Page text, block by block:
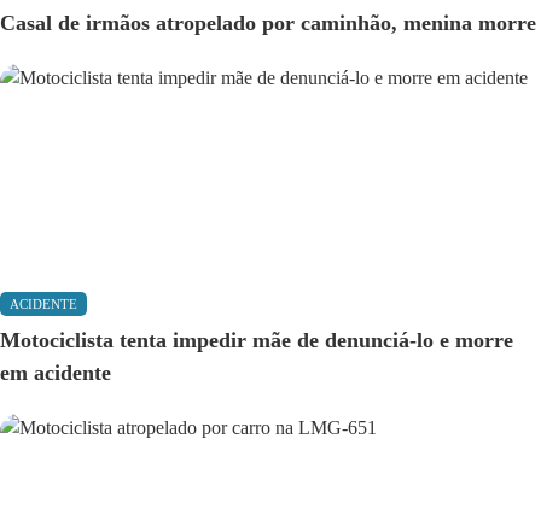
Casal de irmãos atropelado por caminhão, menina morre
ACIDENTE
Motociclista tenta impedir mãe de denunciá-lo e morre
em acidente